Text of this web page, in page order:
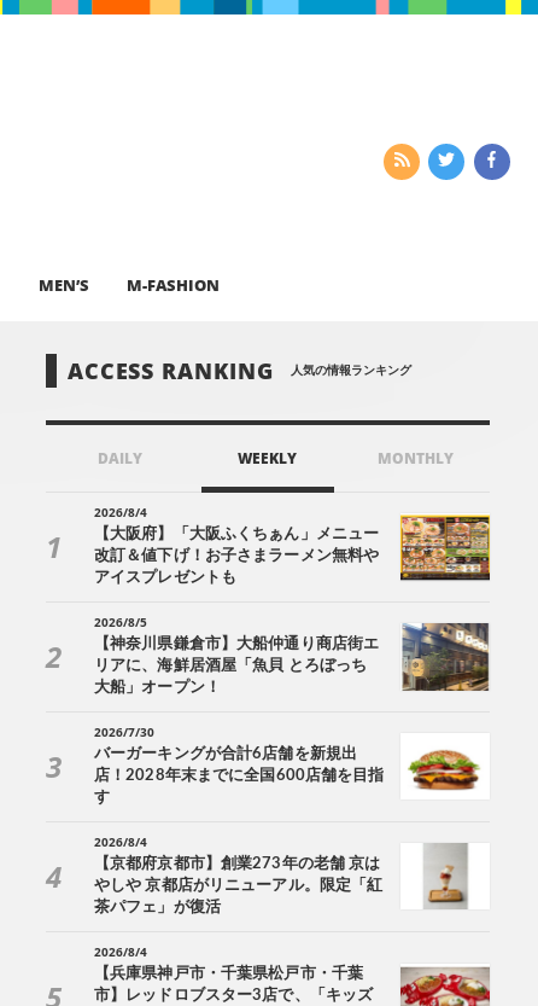
MEN’S M-FASHION
ACCESS RANKING 人気の情報ランキング
DAILY WEEKLY MONTHLY
2026/8/4
【大阪府】「大阪ふくちぁん」メニュー
改訂＆値下げ！お子さまラーメン無料や
アイスプレゼントも
2026/8/5
【神奈川県鎌倉市】大船仲通り商店街エ
リアに、海鮮居酒屋「魚貝 とろぼっち
大船」オープン！
2026/7/30
バーガーキングが合計6店舗を新規出
店！2028年末までに全国600店舗を目指
す
2026/8/4
【京都府京都市】創業273年の老舗 京は
やしや 京都店がリニューアル。限定「紅
茶パフェ」が復活
2026/8/4
【兵庫県神戸市・千葉県松戸市・千葉
市】レッドロブスター3店で、「キッズ